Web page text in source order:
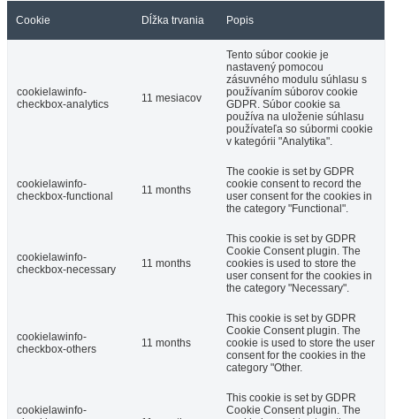
Cookie Dĺžka trvania Popis
cookielawinfo-
checkbox-analytics
11 mesiacov
Tento súbor cookie je
nastavený pomocou
zásuvného modulu súhlasu s
používaním súborov cookie
GDPR. Súbor cookie sa
používa na uloženie súhlasu
používateľa so súbormi cookie
v kategórii "Analytika".
cookielawinfo-
checkbox-functional
11 months
The cookie is set by GDPR
cookie consent to record the
user consent for the cookies in
the category "Functional".
cookielawinfo-
checkbox-necessary
11 months
This cookie is set by GDPR
Cookie Consent plugin. The
cookies is used to store the
user consent for the cookies in
the category "Necessary".
cookielawinfo-
checkbox-others
11 months
This cookie is set by GDPR
Cookie Consent plugin. The
cookie is used to store the user
consent for the cookies in the
category "Other.
cookielawinfo-
This cookie is set by GDPR
Cookie Consent plugin. The